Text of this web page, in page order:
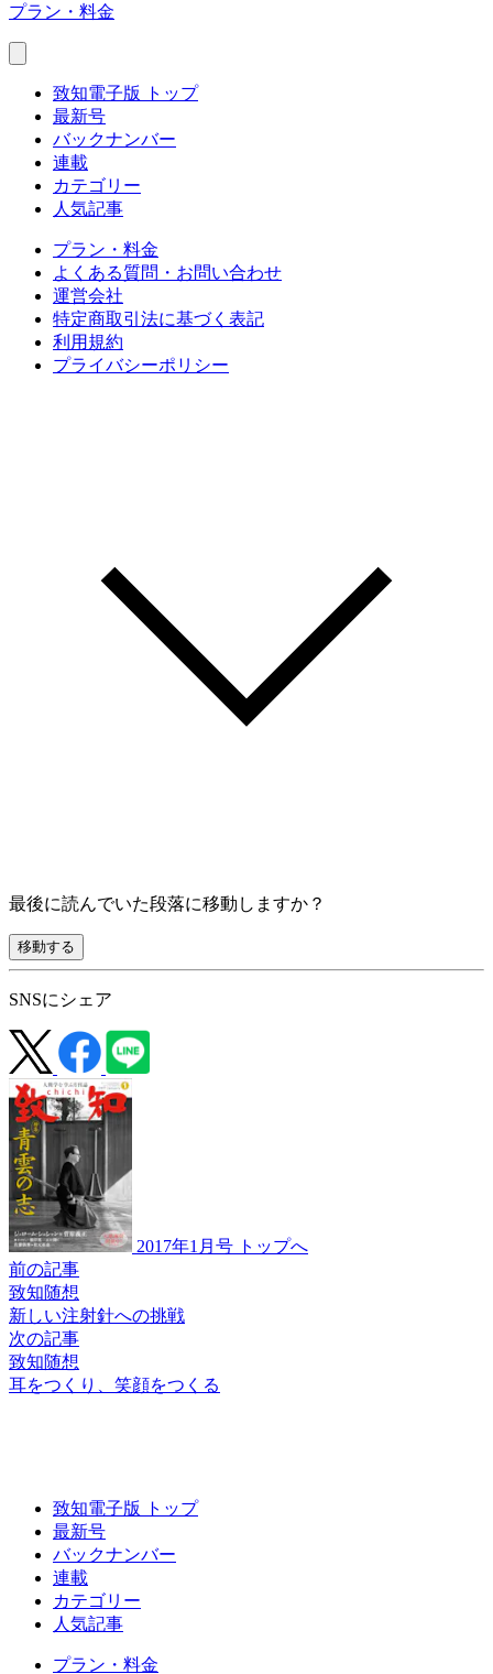
プラン・料金
致知電子版 トップ
最新号
バックナンバー
連載
カテゴリー
人気記事
プラン・料金
よくある質問・お問い合わせ
運営会社
特定商取引法に基づく表記
利用規約
プライバシーポリシー
最後に読んでいた段落に移動しますか？
移動する
SNSにシェア
2017年1月号 トップへ
前の記事
致知随想
新しい注射針への挑戦
次の記事
致知随想
耳をつくり、 笑顔をつくる
致知電子版 トップ
最新号
バックナンバー
連載
カテゴリー
人気記事
プラン・料金